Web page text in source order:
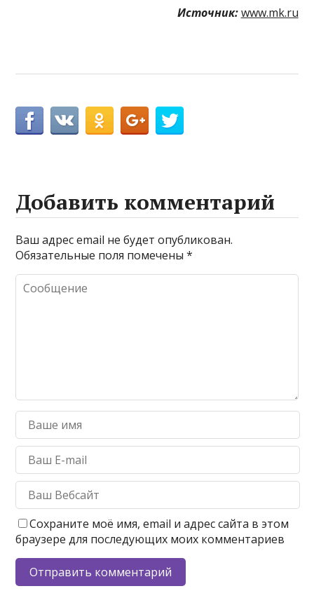
Источник: www.mk.ru
Добавить комментарий
Ваш адрес email не будет опубликован.
Обязательные поля помечены*
Сохраните моё имя, email и адрес сайта в этом
браузере для последующих моих комментариев